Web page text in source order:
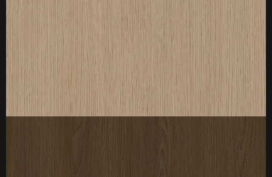
厚度：3-25mm
标准规格：